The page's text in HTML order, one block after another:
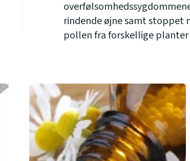
rindende øjne samt stoppet
pollen fra forskellige